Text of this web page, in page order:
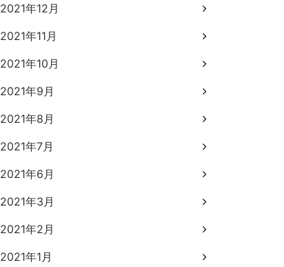
2021年12月
2021年11月
2021年10月
2021年9月
2021年8月
2021年7月
2021年6月
2021年3月
2021年2月
2021年1月